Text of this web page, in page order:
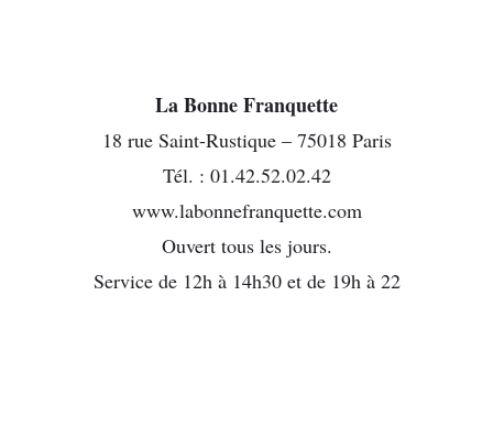
La Bonne Franquette
18 rue Saint-Rustique – 75018 Paris
Tél. : 01.42.52.02.42
www.labonnefranquette.com
Ouvert tous les jours.
Service de 12h à 14h30 et de 19h à 22